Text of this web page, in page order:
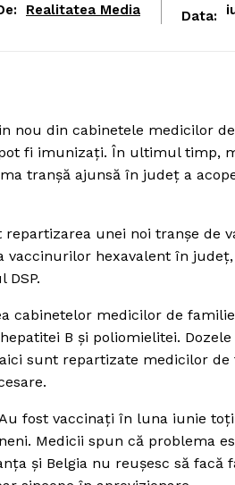
Realitatea Media Data:
nou din cabinetele medicilor
fi imunizaţi. În ultimul timp,
tranşă ajunsă în judeţ a
unei noi tranşe de
hexavalent în judeţ,
DSP.
cabinetelor medicilor de
B şi poliomielitei.
sunt repartizate medicilor
fost vaccinaţi în luna iunie toţi
Medicii spun că problema
şi Belgia nu reuşesc să facă